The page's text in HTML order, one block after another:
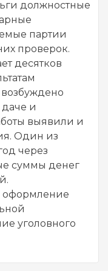
должностные
партии
проверок.
десятков
даче и
выявили и
Один из
через
суммы денег
оформление
уголовного